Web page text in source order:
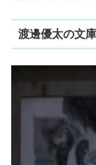
渡邊優太の文